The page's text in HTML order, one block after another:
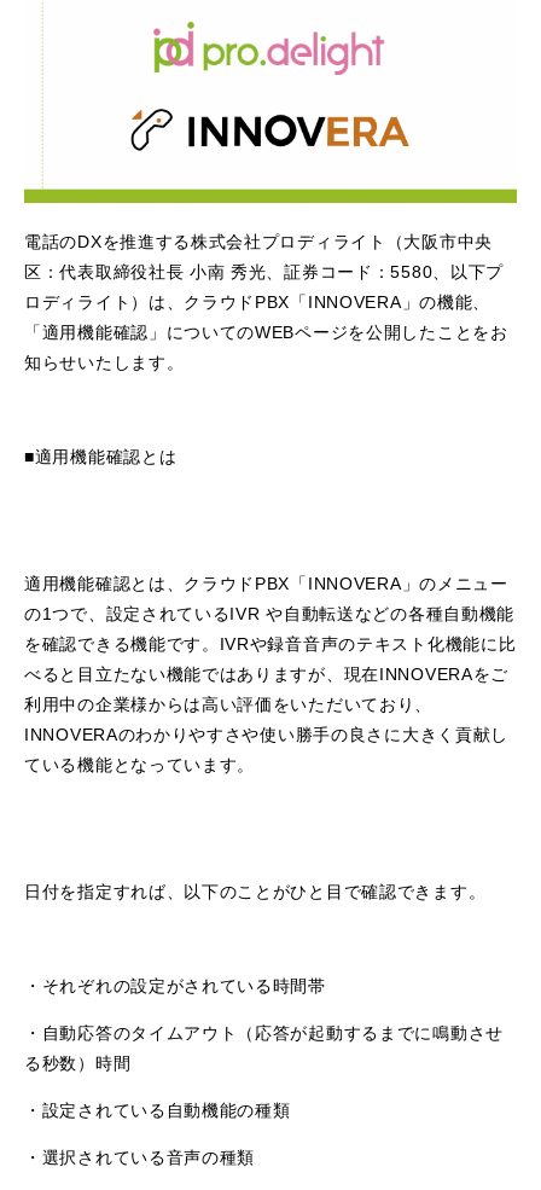
電話のDXを推進する株式会社プロディライト（大阪市中央
区：代表取締役社長 小南 秀光、証券コード：5580、以下プ
ロディライト）は、クラウドPBX「INNOVERA」の機能、
「適用機能確認」についてのWEBページを公開したことをお
知らせいたします。
■適用機能確認とは
適用機能確認とは、クラウドPBX「INNOVERA」のメニュー
の1つで、設定されているIVR や自動転送などの各種自動機能
を確認できる機能です。IVRや録音音声のテキスト化機能に比
べると目立たない機能ではありますが、現在INNOVERAをご
利用中の企業様からは高い評価をいただいており、
INNOVERAのわかりやすさや使い勝手の良さに大きく貢献し
ている機能となっています。
日付を指定すれば、以下のことがひと目で確認できます。
・それぞれの設定がされている時間帯
・自動応答のタイムアウト（応答が起動するまでに鳴動させ
る秒数）時間
・設定されている自動機能の種類
・選択されている音声の種類